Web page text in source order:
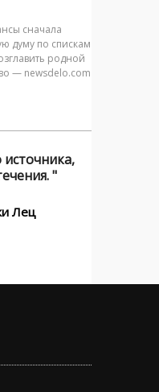
сначала
думу по спискам
родной
— newsdelo.com
"
Лец